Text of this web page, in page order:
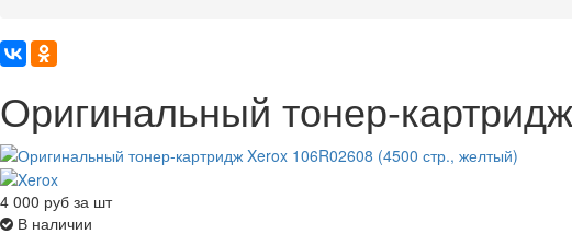
Оригинальный тонер-
4 000 руб за шт
В наличии